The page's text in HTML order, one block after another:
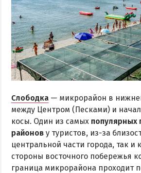
Слободка — микрорайон в
между Центром (Песками) и
косы. Один из самых популярных
районов у туристов, из-за
центральной части города, так и
стороны восточного побережья
граница микрорайона проходит